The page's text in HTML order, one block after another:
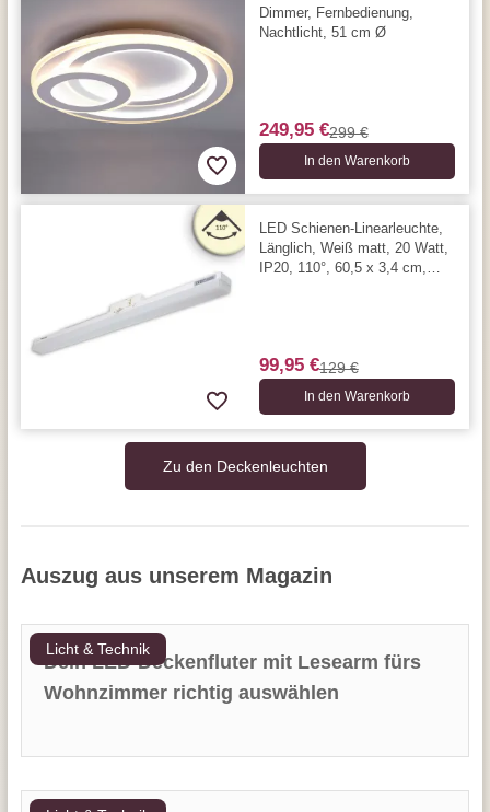
Dimmer, Fernbedienung,
Nachtlicht, 51 cm Ø
249,95 €299 €
In den Warenkorb
LED Schienen-Linearleuchte,
Länglich, Weiß matt, 20 Watt,
IP20, 110°, 60,5 x 3,4 cm,
99,95 €129 €
In den Warenkorb
Zu den Deckenleuchten
Auszug aus unserem Magazin
Licht & Technik
Dein LED-Deckenfluter mit Lesearm fürs
Wohnzimmer richtig auswählen